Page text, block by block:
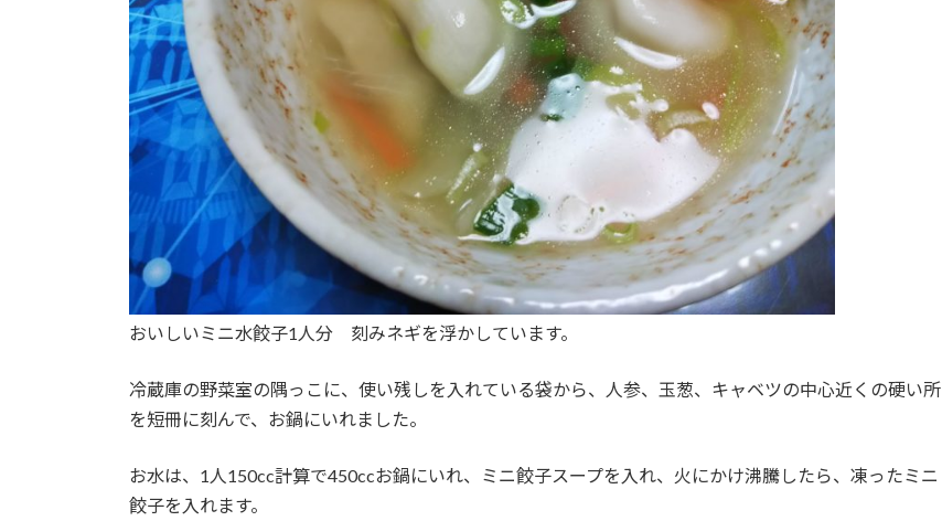
おいしいミニ水餃子1人分 刻みネギを浮かしています。
冷蔵庫の野菜室の隅っこに、使い残しを入れている袋から、人参、玉葱、キャベツの中心近くの硬い所
を短冊に刻んで、お鍋にいれました。
お水は、1人150cc計算で450ccお鍋にいれ、ミニ餃子スープを入れ、火にかけ沸騰したら、凍ったミニ
餃子を入れます。